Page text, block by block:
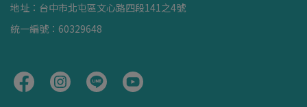
地址：台中市北屯區文心路四段141之4號
統一編號：60329648